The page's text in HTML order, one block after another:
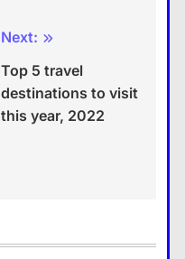
Next:
Top 5 travel
destinations to visit
this year, 2022